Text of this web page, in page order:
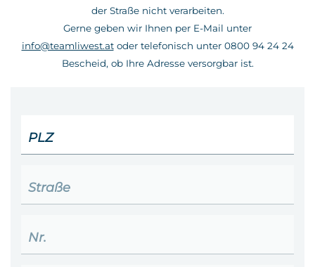
der Straße nicht verarbeiten.
Gerne geben wir Ihnen per E-Mail unter
info@teamliwest.atoder telefonisch unter 0800 94 24 24
Bescheid, ob Ihre Adresse versorgbar ist.
PLZ
Straße
Nr.